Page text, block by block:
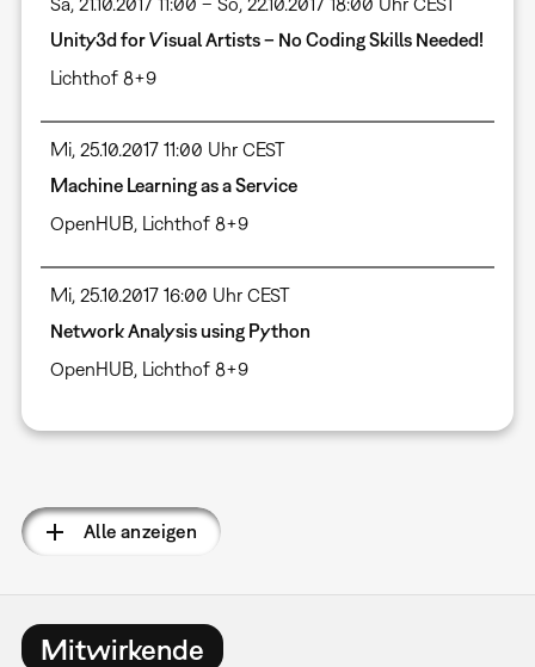
Unity3d for Visual Artists – No Coding Skills Needed!
Lichthof 8+9
Mi, 25.10.2017 11:00 Uhr CEST
Machine Learning as a Service
OpenHUB, Lichthof 8+9
Mi, 25.10.2017 16:00 Uhr CEST
Network Analysis using Python
OpenHUB, Lichthof 8+9
Alle anzeigen
Mitwirkende